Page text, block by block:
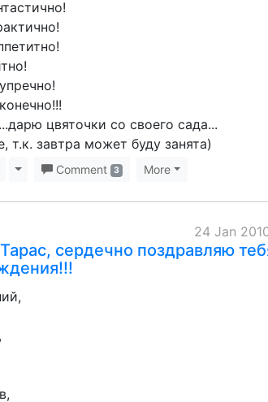
цвяточки со своего сада...
т.к. завтра может буду занята)
Toggle Dropdown
Comment 3 More
24 Jan
сердечно поздравляю